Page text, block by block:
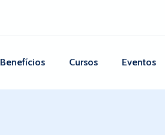
Benefícios Cursos Eventos